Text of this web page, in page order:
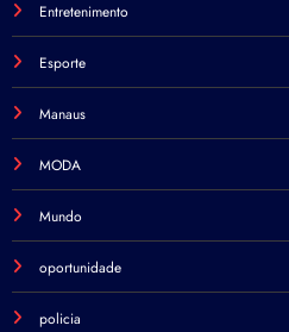
Entretenimento
Esporte
Manaus
MODA
Mundo
oportunidade
policia